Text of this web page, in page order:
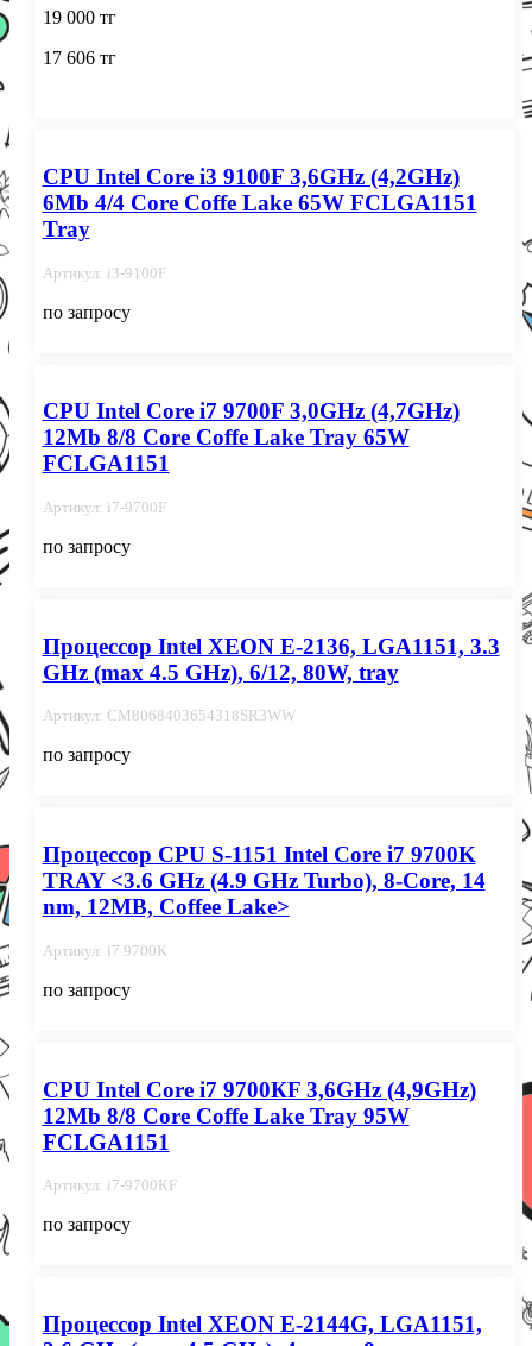
19 000 тг
17 606 тг
CPU Intel Core i3 9100F 3,6GHz (4,2GHz)
6Mb 4/4 Core Coffe Lake 65W FCLGA1151
Tray
Артикул: i3-9100F
по запросу
CPU Intel Core i7 9700F 3,0GHz (4,7GHz)
12Mb 8/8 Core Coffe Lake Tray 65W
FCLGA1151
Артикул: i7-9700F
по запросу
Процессор Intel XEON E-2136, LGA1151, 3.3
GHz (max 4.5 GHz), 6/12, 80W, tray
Артикул: CM8068403654318SR3WW
по запросу
Процессор CPU S-1151 Intel Core i7 9700K
TRAY <3.6 GHz (4.9 GHz Turbo), 8-Core, 14
nm, 12MB, Coffee Lake>
Артикул: i7 9700K
по запросу
CPU Intel Core i7 9700КF 3,6GHz (4,9GHz)
12Mb 8/8 Core Coffe Lake Tray 95W
FCLGA1151
Артикул: i7-9700КF
по запросу
Процессор Intel XEON E-2144G, LGA1151,